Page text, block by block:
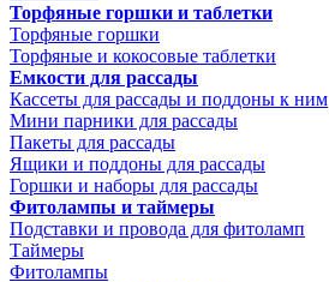
Торфяные горшки и таблетки
Торфяные горшки
Торфяные и кокосовые таблетки
Емкости для рассады
Кассеты для рассады и поддоны к ним
Мини парники для рассады
Пакеты для рассады
Ящики и поддоны для рассады
Горшки и наборы для рассады
Фитолампы и таймеры
Подставки и провода для фитоламп
Таймеры
Фитолампы